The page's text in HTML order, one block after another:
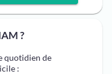
?
quotidien de
: